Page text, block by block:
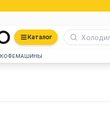
Каталог
КОФЕМАШИНЫ